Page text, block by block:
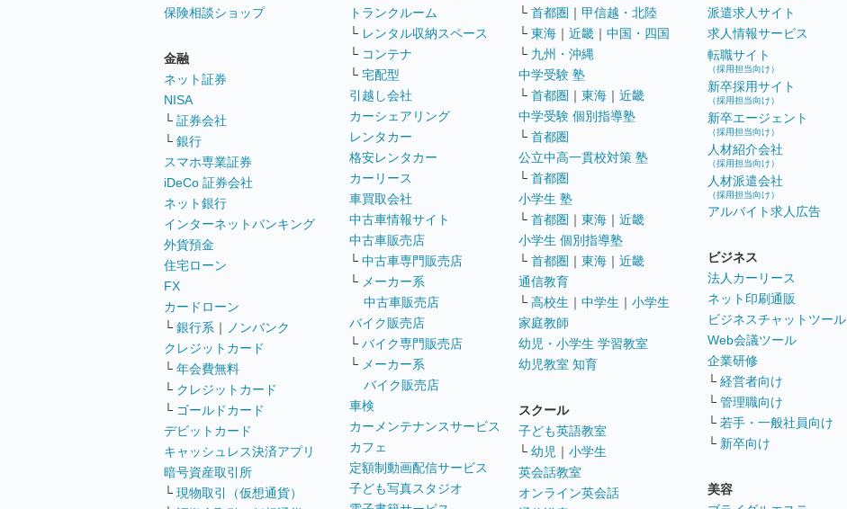
保険相談ショップ
金融
ネット証券
NISA
└ 証券会社
└ 銀行
スマホ専業証券
iDeCo 証券会社
ネット銀行
インターネットバンキング
外貨預金
住宅ローン
FX
カードローン
└ 銀行系 ｜
ノンバンク
クレジットカード
└ 年会費無料
└ クレジットカード
└ ゴールドカード
デビットカード
キャッシュレス決済アプリ
暗号資産取引所
└ 現物取引（仮想通貨）
トランクルーム
└ レンタル収納スペース
└ コンテナ
└ 宅配型
引越し会社
カーシェアリング
レンタカー
格安レンタカー
カーリース
車買取会社
中古車情報サイト
中古車販売店
└ 中古車専門販売店
└ メーカー系
中古車販売店
バイク販売店
└ バイク専門販売店
└ メーカー系
バイク販売店
車検
カーメンテナンスサービス
カフェ
定額制動画配信サービス
子ども写真スタジオ
└ 首都圏 ｜ 甲信越・北陸
└ 東海 ｜ 近畿 ｜ 中国・四国
└ 九州・沖縄
中学受験 塾
└ 首都圏 ｜ 東海 ｜ 近畿
中学受験 個別指導塾
└ 首都圏
公立中高一貫校対策 塾
└ 首都圏
小学生 塾
└ 首都圏 ｜ 東海 ｜ 近畿
小学生 個別指導塾
└ 首都圏 ｜ 東海 ｜ 近畿
通信教育
└ 高校生 ｜ 中学生 ｜ 小学生
家庭教師
幼児・小学生 学習教室
幼児教室 知育
スクール
子ども英語教室
└ 幼児 ｜ 小学生
英会話教室
オンライン英会話
派遣求人サイト
求人情報サービス
転職サイト
（採用担当向け）
新卒採用サイト
（採用担当向け）
新卒エージェント
（採用担当向け）
人材紹介会社
（採用担当向け）
人材派遣会社
（採用担当向け）
アルバイト求人広告
ビジネス
法人カーリース
ネット印刷通販
ビジネスチャットツール
Web会議ツール
企業研修
└ 経営者向け
└ 管理職向け
└ 若手・一般社員向け
└ 新卒向け
美容